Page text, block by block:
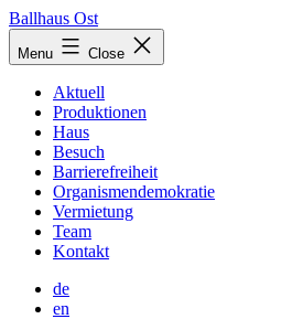
Skip
to
content
Ballhaus Ost
Ballhaus
Ost
Menu Close
Aktuell
Produktionen
Haus
Besuch
Barrierefreiheit
Organismendemokratie
Vermietung
Team
Kontakt
de
en